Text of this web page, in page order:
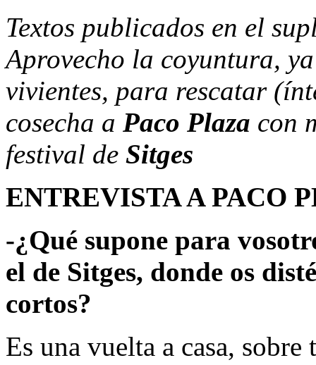
Textos publicados en el
Aprovecho la coyuntura,
vivientes, para rescatar
cosecha a Paco Plaza con
festival de Sitges
ENTREVISTA A PACO
-¿Qué supone para
el de Sitges, donde os
cortos?
Es una vuelta a casa,